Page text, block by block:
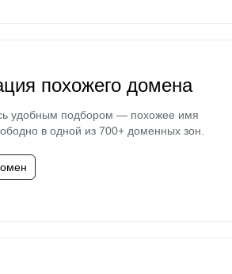
похожего домена
удобным подбором — похожее имя
в одной из 700+ доменных зон.